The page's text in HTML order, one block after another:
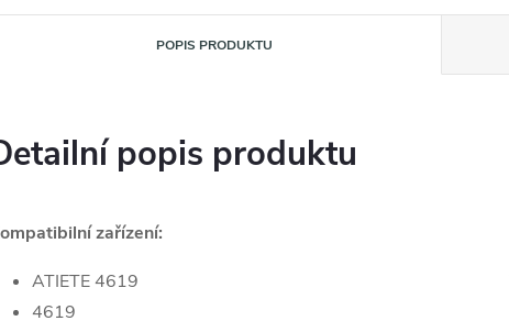
POPIS PRODUKTU
popis produktu
zařízení:
ATIETE 4619
4619